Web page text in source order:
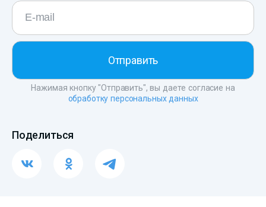
Нажимая кнопку "Отправить", вы даете согласие на
обработку персональных данных
Поделиться